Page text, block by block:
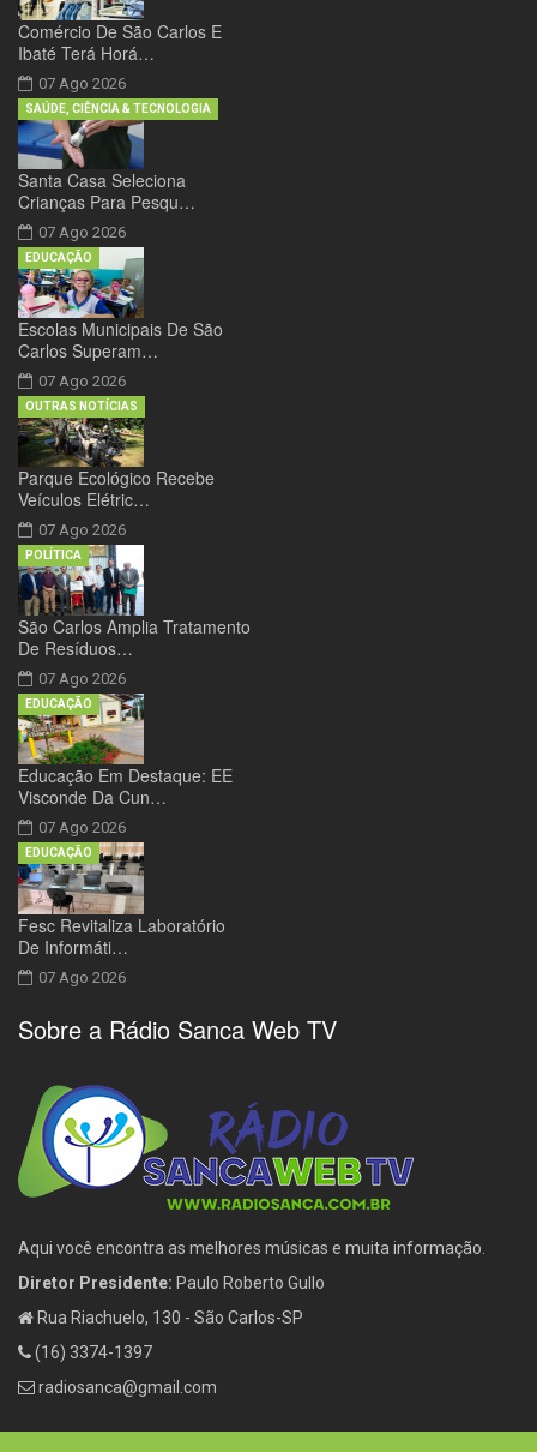
Comércio De São Carlos E
Ibaté Terá Horá…
07 Ago 2026
Santa Casa Seleciona
Crianças Para Pesqu…
07 Ago 2026
SAÚDE, CIÊNCIA & TECNOLOGIA
Escolas Municipais De São
Carlos Superam…
07 Ago 2026
EDUCAÇÃO
Parque Ecológico Recebe
Veículos Elétric…
07 Ago 2026
OUTRAS NOTÍCIAS
São Carlos Amplia Tratamento
De Resíduos…
07 Ago 2026
POLÍTICA
Educação Em Destaque: EE
Visconde Da Cun…
07 Ago 2026
EDUCAÇÃO
Fesc Revitaliza Laboratório
De Informáti…
07 Ago 2026
EDUCAÇÃO
Sobre a Rádio Sanca Web TV
Aqui você encontra as melhores músicas e muita informação.
Diretor Presidente: Paulo Roberto Gullo
Rua Riachuelo, 130 - São Carlos-SP
(16) 3374-1397
radiosanca@gmail.com